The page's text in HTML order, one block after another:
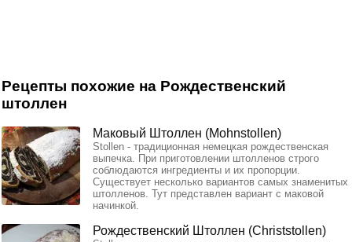
Рецепты похожие на Рождественский
штоллен
Маковый Штоллен (Mohnstollen)
Stollen - традиционная немецкая рождественская
выпечка. При приготовлении штолленов строго
соблюдаются ингредиенты и их пропорции.
Существует несколько вариантов самых знаменитых
штолленов. Тут представлен вариант с маковой
начинкой.
Рождественский Штоллен (Christstollen)